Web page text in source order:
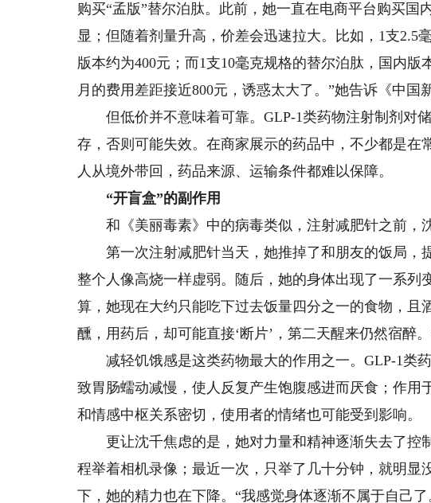
购买“孟版”替尔泊肽。此前，她一直在电商平台购买国
显；但随着剂量升高，价差会迅速拉大。比如，1支2.5
版本约为400元；而1支10毫克规格的替尔泊肽，国内版
月的费用差距接近800元，诱惑太大了。”她告诉《中国
但低价并不意味着可靠。GLP-1类药物注射制剂对
存，否则可能失效。在商家展示的药品中，不少都是在
人从境外带回，药品来源、运输条件都难以保障。
“开盲盒”的副作用
和《美丽毒素》中的病毒类似，注射减肥针之前，
第一次注射减肥针当天，她推掉了和朋友的饭局，
整个人像高烧一样虚弱。随后，她的身体出现了一系列
算，她现在大约只能吃下过去饭量四分之一的食物，且
醺，用药后，却可能直接‘断片’，第二天醒来仍然宿醉。
减轻饥饿感是这类药物最大的作用之一。GLP-1类
致胃肠蠕动减慢，使人反复产生饱腹感进而厌食；作用
和情感中枢关系密切，使用者的情绪也可能受到影响。
更让沈千焦虑的是，她对力量和精神逐渐失去了控
程举着相机录像；最近一次，只举了几十分钟，就明显
下，她的精力也在下降。“我感觉身体逐渐不属于自己了